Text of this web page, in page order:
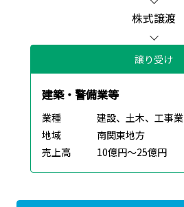
株式譲渡
譲り受け
建築・警備業等
業種
建設、土木、工事業
地域
南関東地方
売上高
10億円～25億円